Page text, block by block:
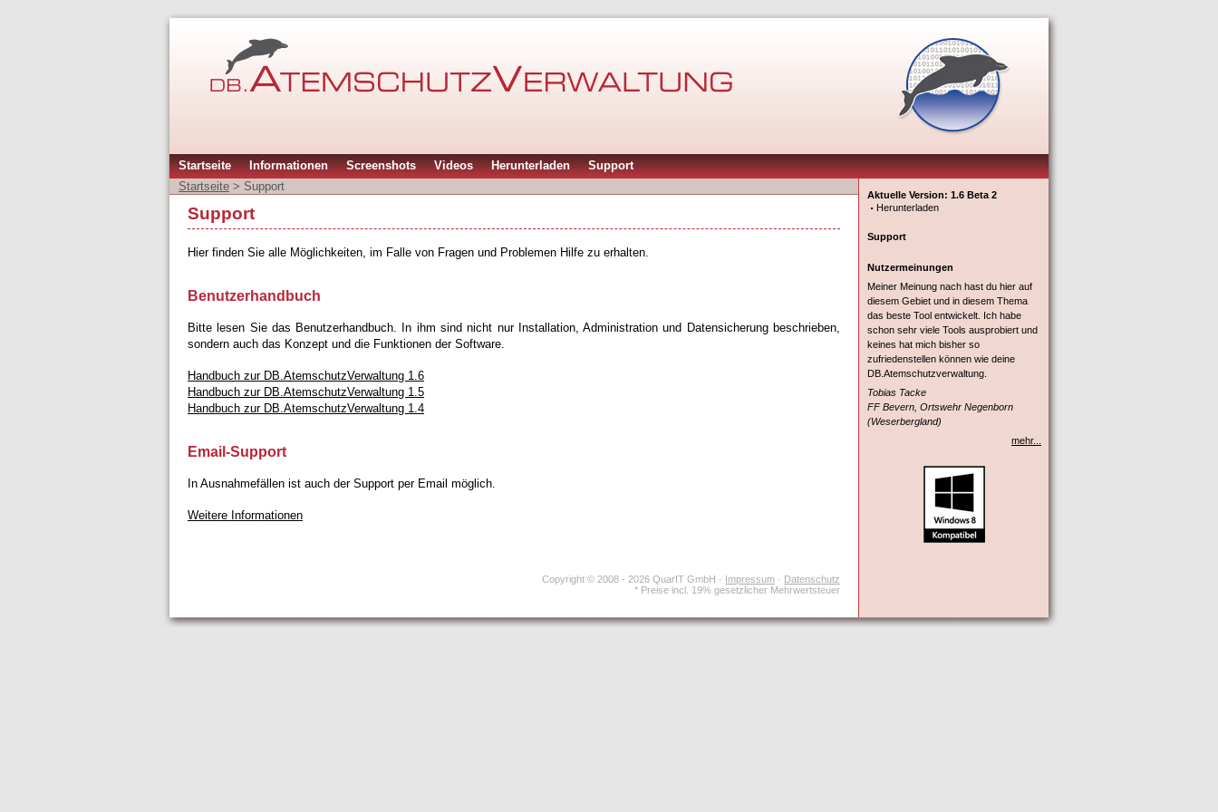
Startseite Informationen Screenshots Videos Herunterladen Support
Aktuelle Version: 1.6 Beta 2
Herunterladen
Support
Nutzermeinungen
Meiner Meinung nach hast du hier auf
diesem Gebiet und in diesem Thema
das beste Tool entwickelt. Ich habe
schon sehr viele Tools ausprobiert und
keines hat mich bisher so
zufriedenstellen können wie deine
DB.Atemschutzverwaltung.
Tobias Tacke
FF Bevern, Ortswehr Negenborn
(Weserbergland)
mehr...
Startseite > Support
Support
Hier finden Sie alle Möglichkeiten, im Falle von Fragen und Problemen Hilfe zu erhalten.
Benutzerhandbuch
Bitte lesen Sie das Benutzerhandbuch. In ihm sind nicht nur Installation, Administration und Datensicherung beschrieben,
sondern auch das Konzept und die Funktionen der Software.
Handbuch zur DB.AtemschutzVerwaltung 1.6
Handbuch zur DB.AtemschutzVerwaltung 1.5
Handbuch zur DB.AtemschutzVerwaltung 1.4
Email-Support
In Ausnahmefällen ist auch der Support per Email möglich.
Weitere Informationen
Copyright © 2008 - 2026 QuarIT GmbH · Impressum · Datenschutz
* Preise incl. 19% gesetzlicher Mehrwertsteuer